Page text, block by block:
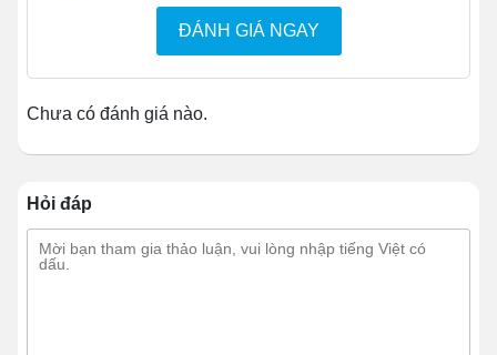
ĐÁNH GIÁ NGAY
Chưa có đánh giá nào.
Hỏi đáp